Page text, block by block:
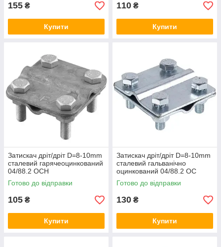
155 ₴
Купити
110 ₴
Купити
Затискач дріт/дріт D=8-10mm
сталевий гарячеоцинкований
04/88.2 ОСН
Готово до відправки
105 ₴
Купити
Затискач дріт/дріт D=8-10mm
сталевий гальванічно
оцинкований 04/88.2 ОС
Готово до відправки
130 ₴
Купити